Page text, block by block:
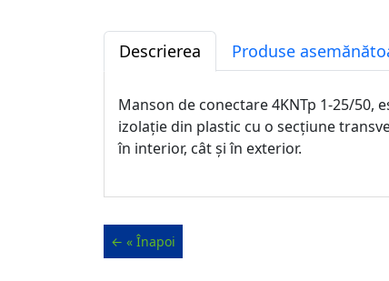
Descrierea Produse
Manson de conectare 4KNTp 1-25/
izolație din plastic cu o secțiune
în interior, cât și în exterior.